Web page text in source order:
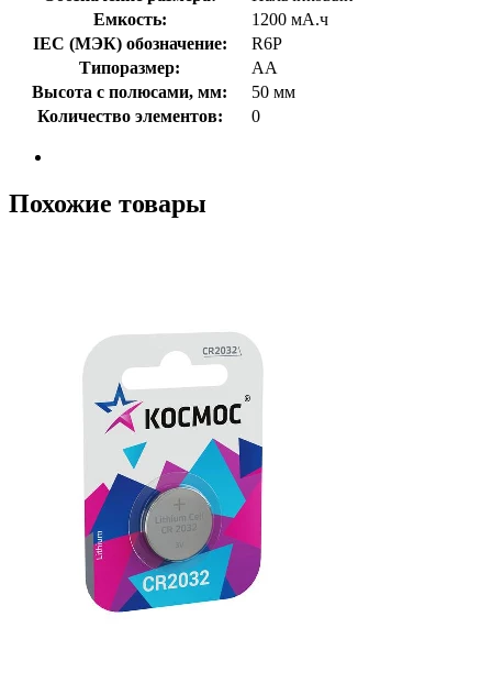
Емкость:
1200 мА.ч
IEC (МЭК) обозначение:
R6P
Типоразмер:
AA
Высота с полюсами, мм:
50 мм
Количество элементов:
0
Похожие товары